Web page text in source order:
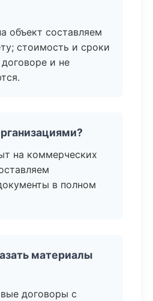
объект составляем
стоимость и сроки
и не
на коммерческих
в полном
материалы
договоры с